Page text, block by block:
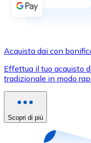
Bonifico SEPA
Usa le carte Visa
Acquista con carta
Acquista dai con
Effettua il tuo acquisto
tradizionale in modo
Scopri di più